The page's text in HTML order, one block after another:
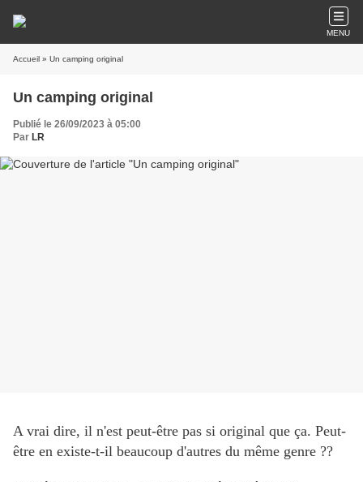
MENU
Accueil » Un camping original
Un camping original
Publié le 26/09/2023 à 05:00
Par LR
A vrai dire, il n'est peut-être pas si original que ça. Peut-
être en existe-t-il beaucoup d'autres du même genre ??